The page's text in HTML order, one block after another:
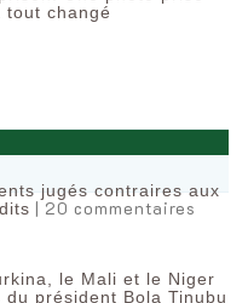
tout changé
jugés contraires aux
| 20 commentaires
le Mali et le Niger
président Bola Tinubu